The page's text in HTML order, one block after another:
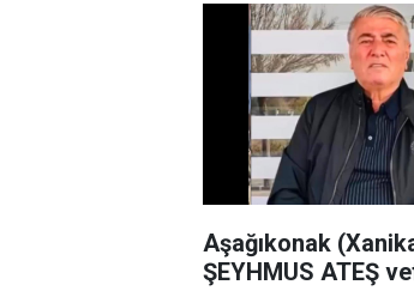
Aşağıkonak
ŞEYHMUS ATEŞ